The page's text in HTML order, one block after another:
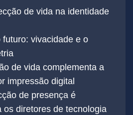
de vida na identidade
futuro: vivacidade e o
de vida complementa a
impressão digital
de presença é
os diretores de tecnologia